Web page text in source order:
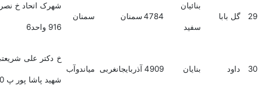
گل بابا سمنان
شهرک اتحاد خ نصرت پلاک
داود 4909 آذربایجانغربی میاندوآب
خ دکتر علی شریعتی کوچه
شهید پاشا پور پ 20